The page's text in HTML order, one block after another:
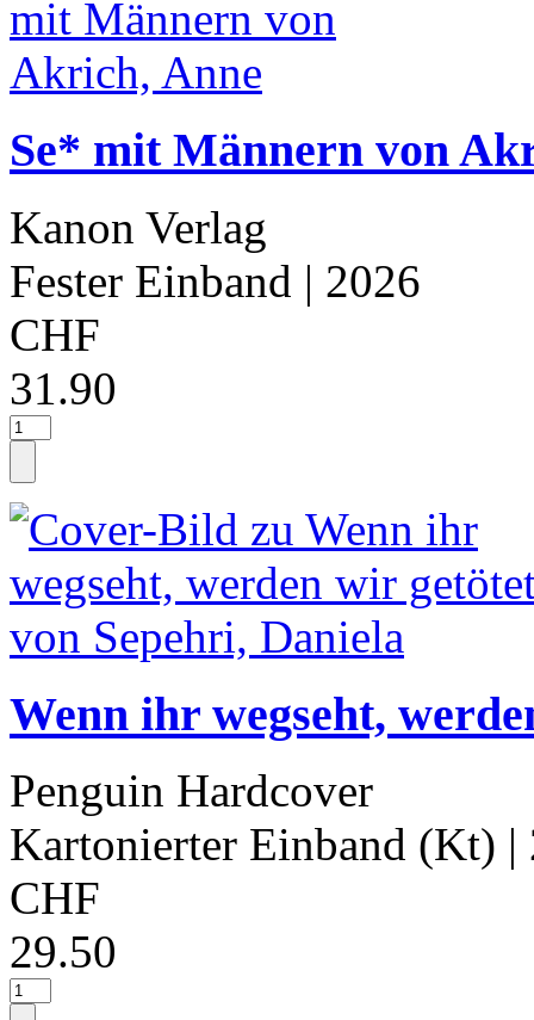
Se* mit Männern von
Kanon Verlag
Fester Einband | 2026
CHF
31.90
Wenn ihr wegseht,
Penguin Hardcover
Kartonierter Einband (Kt) |
CHF
29.50